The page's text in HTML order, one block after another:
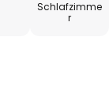
Schlafzimme
r